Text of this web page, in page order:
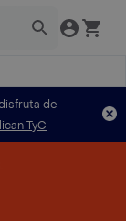
de
TyC